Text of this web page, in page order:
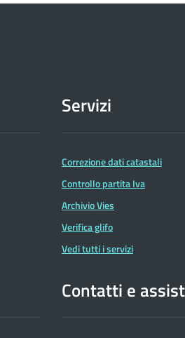
Servizi
Correzione dati catastali
Controllo partita Iva
Archivio Vies
Verifica glifo
Vedi tutti i servizi
Contatti e